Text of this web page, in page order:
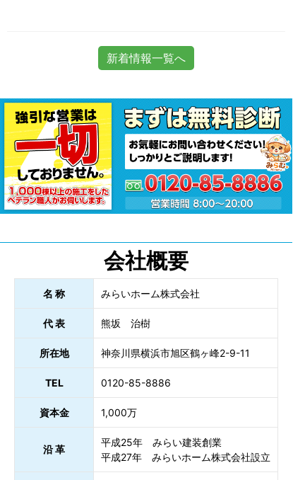
新着情報一覧へ
会社概要
名 称 みらいホーム株式会社
代 表 熊坂 治樹
所在地 神奈川県横浜市旭区鶴ヶ峰2-9-11
TEL 0120-85-8886
資本金 1,000万
沿 革
平成25年 みらい建装創業
平成27年 みらいホーム株式会社設立